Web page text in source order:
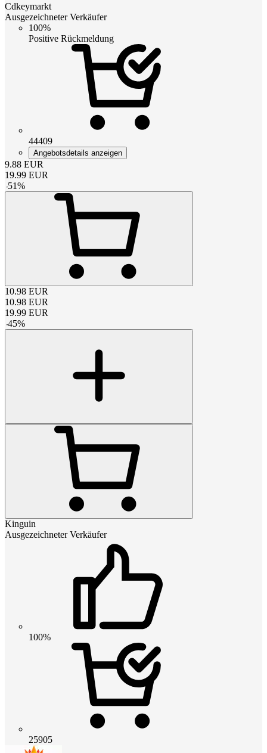
Cdkeymarkt
Ausgezeichneter Verkäufer
100%
Positive Rückmeldung
44409
Angebotsdetails anzeigen
9.88 EUR
19.99 EUR
-51%
10.98 EUR
10.98 EUR
19.99 EUR
-45%
Kinguin
Ausgezeichneter Verkäufer
100%
25905